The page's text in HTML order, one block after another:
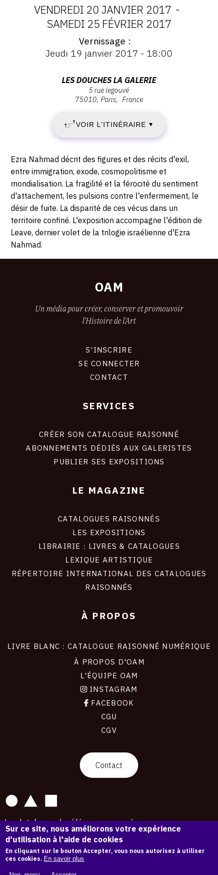
CONTACT
CGV
SUIVEZ-NOUS
FACEBOOK
TWITTER
PINTEREST
DATES
:
20
2017
-
SAMEDI
25
FÉVRIER
2017
VENDREDI 20 JANVIER 2017 -
SAMEDI 25 FÉVRIER 2017
Vernissage
Jeudi 19 janvier 2017 - 18:00
5
rue
Legouvé,
75010
Paris
LES DOUCHES LA GALERIE
5 rue legouvé
75010 Paris France
VOIR L'ITINÉRAIRE ▼
Description,
horaires...
Ezra Nahmad décrit des figures et des récits d'exil,
entre immigration, exode, cosmopolitisme et
mondialisation. La fragilité et la férocité du sentiment
d'attachement, les pulsions contre l'enfermement, le
désir de fuite. La disparité de ces vécus dans un
territoire confiné. L'exposition accompagne l'édition de
Leave, dernier volet de la trilogie israélienne d'Ezra
Nahmad.
OAM
Un média pour créer, conserver et promouvoir
l'Histoire de l'Art
S'INSCRIRE
SE CONNECTER
CONTACT
SERVICES
CRÉER SON CATALOGUE RAISONNÉ
ABONNEMENTS DÉDIÉS AUX GALERISTES
PUBLIER SES EXPOSITIONS
LE MAGAZINE
CATALOGUES RAISONNÉS
LES EXPOSITIONS
LIBRAIRIE : LIVRES & CATALOGUES
LEXIQUE ARTISTIQUE
RÉPERTOIRE INTERNATIONAL DES CATALOGUES
RAISONNÉS
À PROPOS
LIVRE BLANC : CATALOGUE RAISONNÉ NUMÉRIQUE
À PROPOS D'OAM
L'ÉQUIPE OAM
INSTAGRAM
FACEBOOK
CGU
CGV
Contact
La plateforme de référence pour créer,
conserver et promouvoir l'Histoire de l'Art.
Des catalogues raisonnés aux archives
d'expositions.
43 254 œuvres d'art — 7 587 expositions
Sur ce site, nous améliorons votre expérience
d'utilisation à l'aide de cookies
En cliquant sur le bouton Accepter, vous nous autorisez à utiliser
ces cookies. En savoir plus